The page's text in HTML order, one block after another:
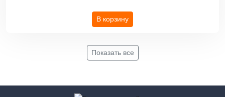
В корзину
Показать все